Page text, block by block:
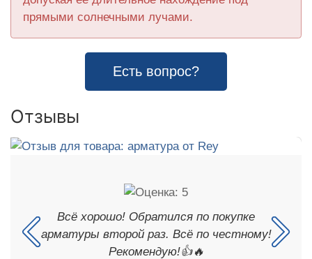
прямыми солнечными лучами.
Есть вопрос?
Отзывы
Всё хорошо! Обратился по покупке
арматуры второй раз. Всё по честному!
Рекомендую!👍🔥